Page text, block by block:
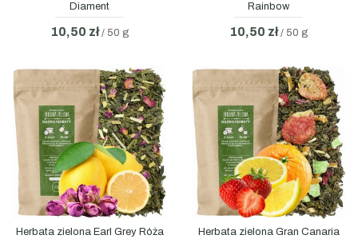
Diament
10,50 zł/ 50 g
Rainbow
10,50 zł/ 50 g
Herbata zielona Earl Grey Róża
Herbata zielona Gran Canaria